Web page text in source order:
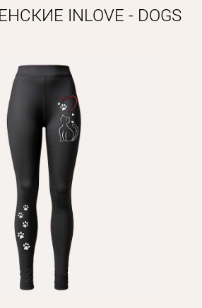
СОБАКИ
ПРОИЗВОДСТВО
НОВИНКИ
АКЦИИ
О КОМПАНИИ
БЛОГ
Оплата и доставка
лояльности
О Нас
Оптовым клиентам
INLOVE - DOGS